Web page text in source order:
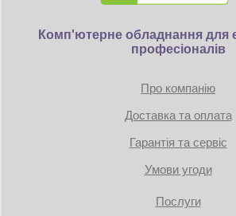
Комп'ютерне обладнання для
професіоналів
Про компанію
Доставка та оплата
Гарантія та сервіс
Умови угоди
Послуги